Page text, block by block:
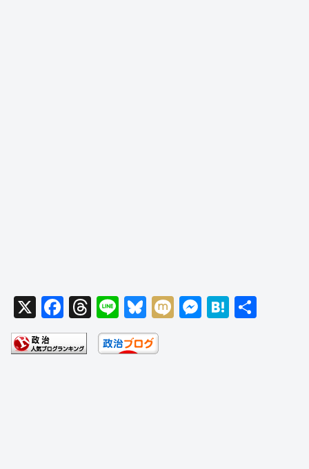
X
F
a
c
T
hr
e
Li
n
e
Bl
u
e
M
M
H